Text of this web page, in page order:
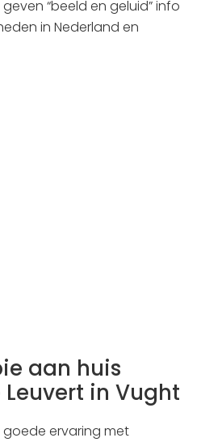
“beeld en geluid” info
in Nederland en
aan huis
in Vught
ervaring met